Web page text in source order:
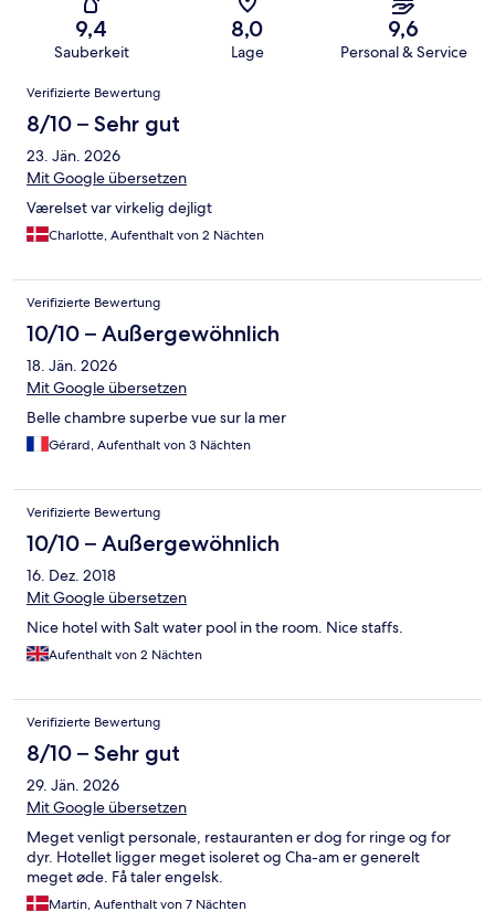
9,4
Sauberkeit
8,0
Lage
9,6
Personal & Service
Bewertungen
Verifizierte Bewertung
8/10 – Sehr gut
23. Jän. 2026
Mit Google übersetzen
Værelset var virkelig dejligt
Charlotte, Aufenthalt von 2 Nächten
Verifizierte Bewertung
10/10 – Außergewöhnlich
18. Jän. 2026
Mit Google übersetzen
Belle chambre superbe vue sur la mer
Gérard, Aufenthalt von 3 Nächten
Verifizierte Bewertung
10/10 – Außergewöhnlich
16. Dez. 2018
Mit Google übersetzen
Nice hotel with Salt water pool in the room. Nice staffs.
Aufenthalt von 2 Nächten
Verifizierte Bewertung
8/10 – Sehr gut
29. Jän. 2026
Mit Google übersetzen
Meget venligt personale, restauranten er dog for ringe og for
dyr. Hotellet ligger meget isoleret og Cha-am er generelt
meget øde. Få taler engelsk.
Martin, Aufenthalt von 7 Nächten